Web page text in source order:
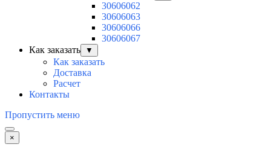
30606062
30606063
30606066
30606067
Как заказать
▼
Как заказать
Доставка
Расчет
Контакты
Пропустить меню
×